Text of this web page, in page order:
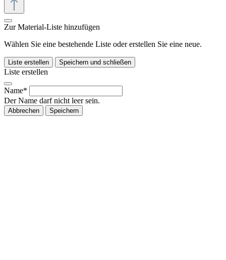
Zur Material-Liste hinzufügen
Wählen Sie eine bestehende Liste oder erstellen Sie eine neue.
Liste erstellen Speichern und schließen
Liste erstellen
Name*
Der Name darf nicht leer sein.
Abbrechen Speichern